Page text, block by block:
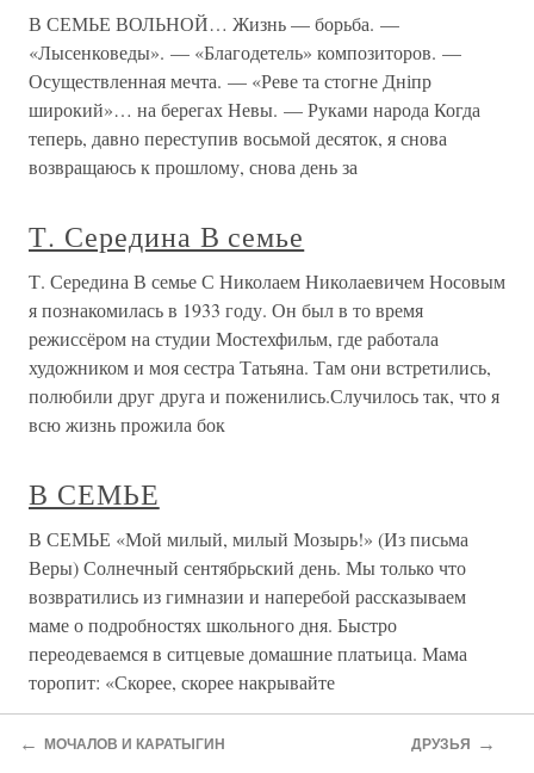
В СЕМЬЕ ВОЛЬНОЙ… Жизнь — борьба. —
«Лысенковеды». — «Благодетель» композиторов. —
Осуществленная мечта. — «Реве та стогне Дніпр
широкий»… на берегах Невы. — Руками народа Когда
теперь, давно переступив восьмой десяток, я снова
возвращаюсь к прошлому, снова день за
Т. Середина В семье
Т. Середина В семье С Николаем Николаевичем Носовым
я познакомилась в 1933 году. Он был в то время
режиссёром на студии Мостехфильм, где работала
художником и моя сестра Татьяна. Там они встретились,
полюбили друг друга и поженились.Случилось так, что я
всю жизнь прожила бок
В СЕМЬЕ
В СЕМЬЕ «Мой милый, милый Мозырь!» (Из письма
Веры) Солнечный сентябрьский день. Мы только что
возвратились из гимназии и наперебой рассказываем
маме о подробностях школьного дня. Быстро
переодеваемся в ситцевые домашние платьица. Мама
торопит: «Скорее, скорее накрывайте
← МОЧАЛОВ И КАРАТЫГИН ДРУЗЬЯ →